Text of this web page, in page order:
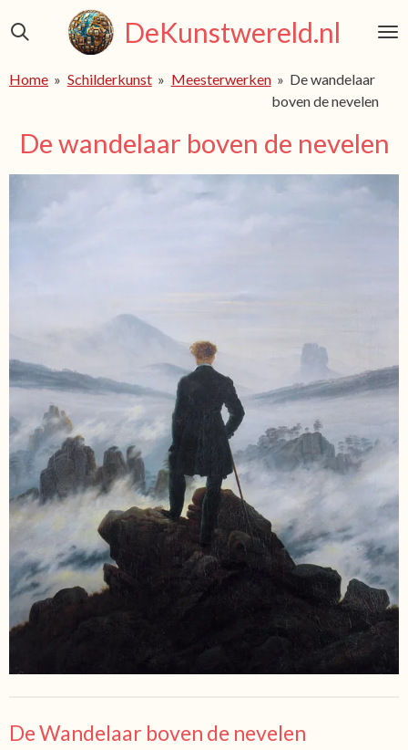
direct
de
DeKunstwereld.nl
Home » Schilderkunst » Meesterwerken » De wandelaar
boven de nevelen
De wandelaar boven de nevelen
De Wandelaar boven de nevelen